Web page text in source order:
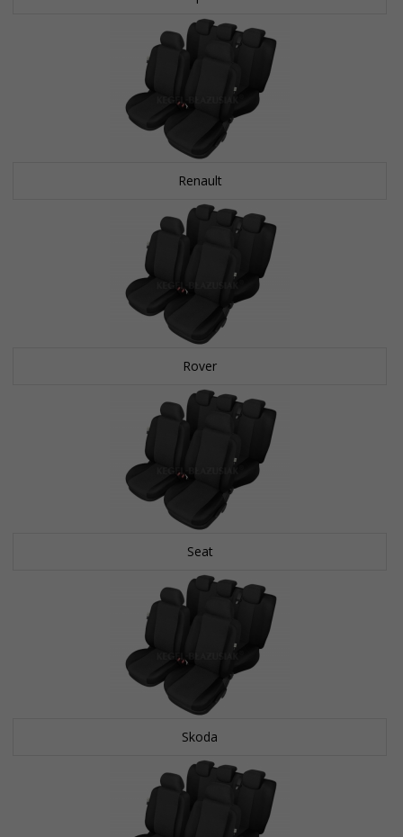
Renault
Rover
Seat
Skoda